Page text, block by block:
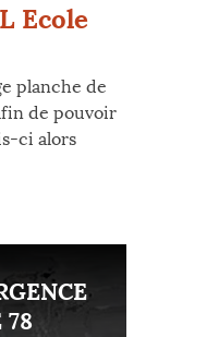
Ecole
planche de
de pouvoir
ci alors
78